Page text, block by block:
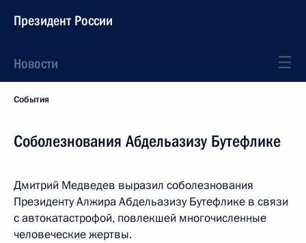
Президент России
Новости
События
Соболезнования Абдельазизу Бутефлике
Дмитрий Медведев выразил соболезнования
Президенту Алжира Абдельазизу Бутефлике в связи
с автокатастрофой, повлекшей многочисленные
человеческие жертвы.